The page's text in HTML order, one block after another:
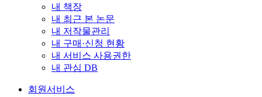
내 책장
내 최근 본 논문
내 저작물관리
내 구매·신청 현황
내 서비스 사용권한
내 관심 DB
회원서비스